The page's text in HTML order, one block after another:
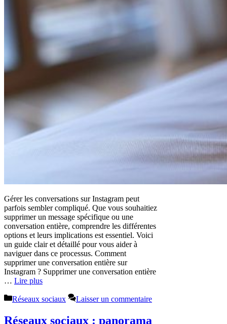
Gérer les conversations sur Instagram peut
parfois sembler compliqué. Que vous souhaitiez
supprimer un message spécifique ou une
conversation entière, comprendre les différentes
options et leurs implications est essentiel. Voici
un guide clair et détaillé pour vous aider à
naviguer dans ce processus. Comment
supprimer une conversation entière sur
Instagram ? Supprimer une conversation entière
… Lire plus
Catégories
Réseaux sociaux Laisser un commentaire
Réseaux sociaux : panorama